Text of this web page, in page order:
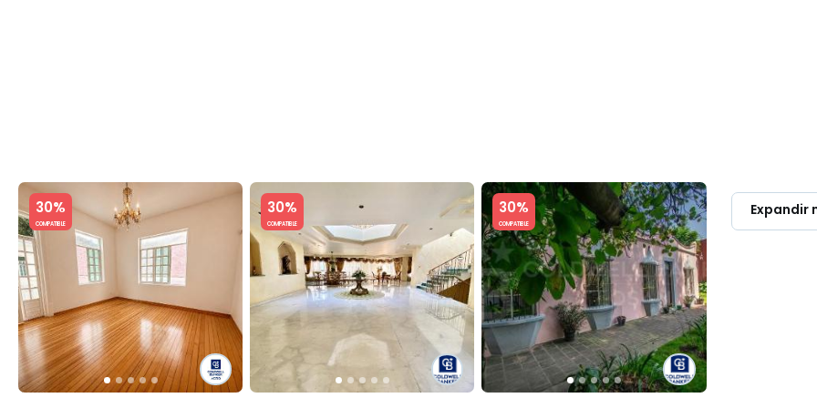
30%
COMPATIBLE
Slide 1 of 5
30%
COMPATIBLE
Slide 1 of 5
30%
COMPATIBLE
Slide 1 of 5
Expandir